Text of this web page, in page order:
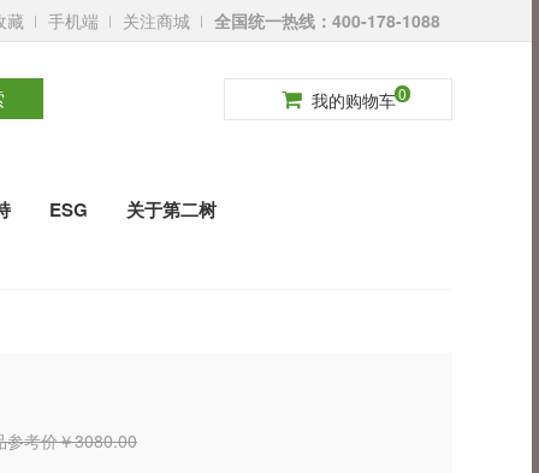
藏 手机端 关注商城 全国统一热线：400-178-1088
我的购物车0
ESG 关于第二树
请登录 免费注册
参考价￥3080.00